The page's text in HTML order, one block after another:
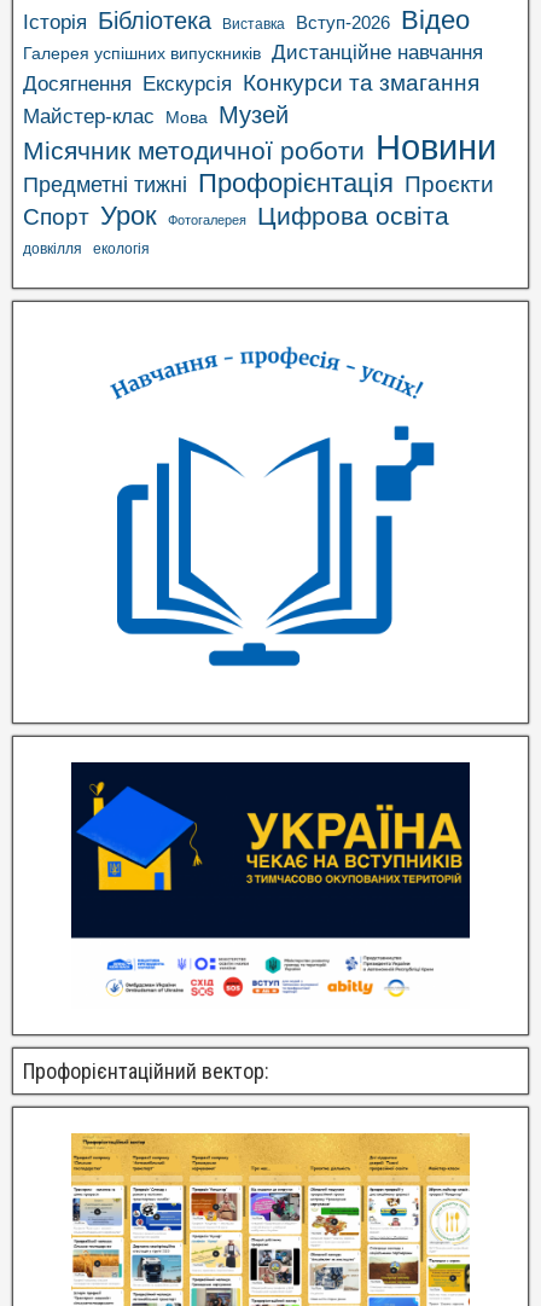
Історія Бібліотека Виставка Вступ-2026 Відео
Галерея успішних випускників Дистанційне навчання
Досягнення Екскурсія Конкурси та змагання
Майстер-клас Мова Музей
Місячник методичної роботи Новини
Предметні тижні Профорієнтація Проєкти
Спорт Урок Фотогалерея Цифрова освіта
довкілля екологія
Профорієнтаційний вектор: